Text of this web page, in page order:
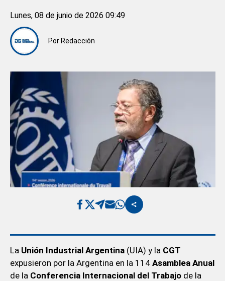
Por Redacción
Lunes, 08 de junio de 2026 09:49
La Unión Industrial Argentina (UIA) y la CGT
expusieron por la Argentina en la 114 Asamblea Anual
de la Conferencia Internacional del Trabajo de la